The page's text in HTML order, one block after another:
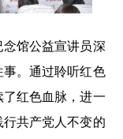
馆公益宣讲员深
。通过聆听红色
红色血脉，进一
共产党人不变的